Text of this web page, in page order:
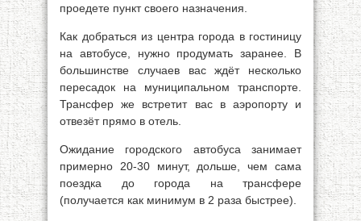
проедете пункт своего назначения.
Как добраться из центра города в гостиницу
на автобусе, нужно продумать заранее. В
большинстве случаев вас ждёт несколько
пересадок на муниципальном транспорте.
Трансфер же встретит вас в аэропорту и
отвезёт прямо в отель.
Ожидание городского автобуса занимает
примерно 20-30 минут, дольше, чем сама
поездка до города на трансфере
(получается как минимум в 2 раза быстрее).